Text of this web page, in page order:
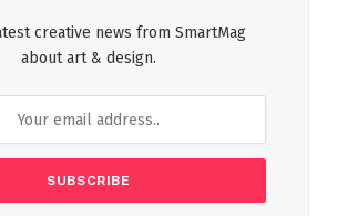
creative news from SmartMag
about art & design.